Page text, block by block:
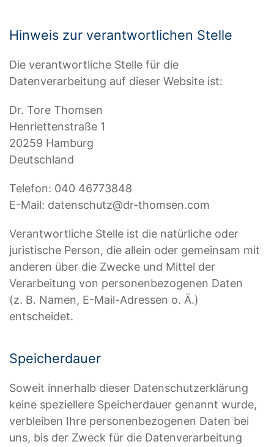
Hinweis zur verantwortlichen Stelle
Die verantwortliche Stelle für die
Datenverarbeitung auf dieser Website ist:
Dr. Tore Thomsen
Henriettenstraße 1
20259 Hamburg
Deutschland
Telefon: 040 46773848
E-Mail: datenschutz@dr-thomsen.com
Verantwortliche Stelle ist die natürliche oder
juristische Person, die allein oder gemeinsam mit
anderen über die Zwecke und Mittel der
Verarbeitung von personenbezogenen Daten
(z. B. Namen, E-Mail-Adressen o. Ä.)
entscheidet.
Speicherdauer
Soweit innerhalb dieser Datenschutzerklärung
keine speziellere Speicherdauer genannt wurde,
verbleiben Ihre personenbezogenen Daten bei
uns, bis der Zweck für die Datenverarbeitung